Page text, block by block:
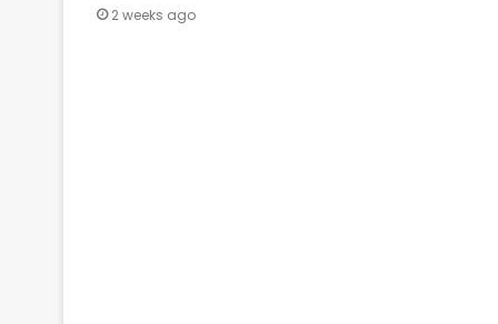
2 weeks ago